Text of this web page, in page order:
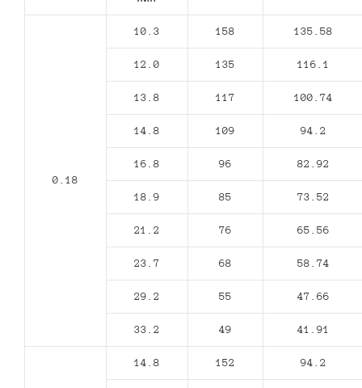
0.18
10.3 158 135.58
12.0 135 116.1
13.8 117 100.74
14.8 109 94.2
16.8 96 82.92
18.9 85 73.52
21.2 76 65.56
23.7 68 58.74
29.2 55 47.66
33.2 49 41.91
14.8 152 94.2